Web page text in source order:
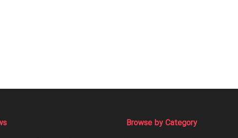
Browse by Category